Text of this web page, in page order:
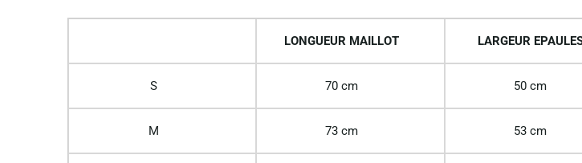
LONGUEUR MAILLOT LARGEUR
S 70 cm 50 cm
M 73 cm 53 cm